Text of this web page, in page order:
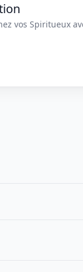
vos Spiritueux